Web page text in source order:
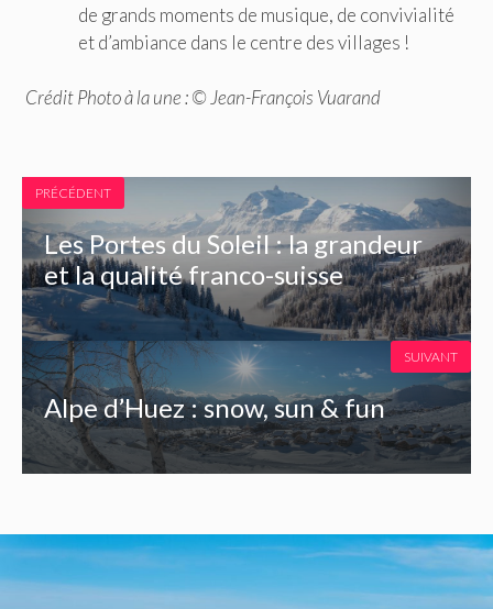
de grands moments de musique, de convivialité
et d’ambiance dans le centre des villages !
Crédit Photo à la une : © Jean-François Vuarand
PRÉCÉDENT
Les Portes du Soleil : la grandeur
et la qualité franco-suisse
Alpe d’Huez : snow, sun & fun
SUIVANT